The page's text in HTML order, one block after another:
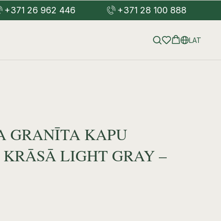
+371 26 962 446 +371 28 100 888
LAT
GRANĪTA KAPU
LIGHT GRAY –